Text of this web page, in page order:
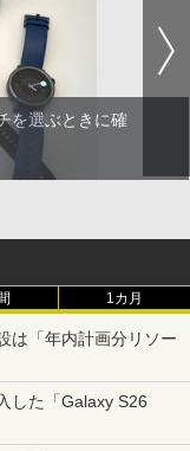
を選ぶときに確
1カ月
は「年内計画分リソー
した「Galaxy S26